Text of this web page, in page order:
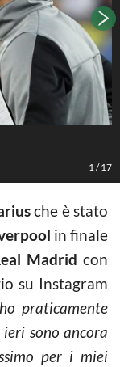
1 /17
che è stato
in finale
Madrid con
su Instagram
praticamente
sono ancora
per i miei